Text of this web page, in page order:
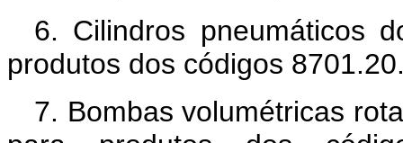
6. Cilindros pneumáticos
produtos dos códigos
7. Bombas volumétricas